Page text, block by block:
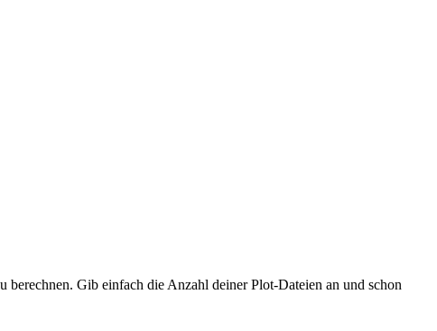
Gib einfach die Anzahl deiner Plot-Dateien an und schon